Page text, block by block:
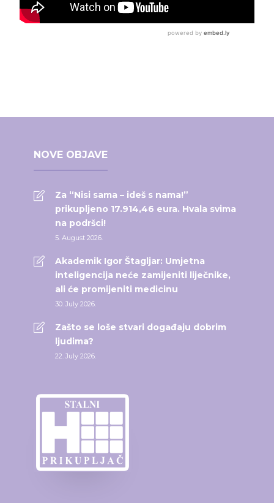
NOVE OBJAVE
Za “Nisi sama – ideš s nama!”
prikupljeno 17.914,46 eura. Hvala svima
na podršci!
5. August 2026.
Akademik Igor Štagljar: Umjetna
inteligencija neće zamijeniti liječnike,
ali će promijeniti medicinu
30. July 2026.
Zašto se loše stvari događaju dobrim
ljudima?
22. July 2026.